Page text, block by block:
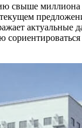
свыше
актуальные